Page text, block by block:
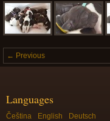
← Previous
Languages
Čeština English Deutsch